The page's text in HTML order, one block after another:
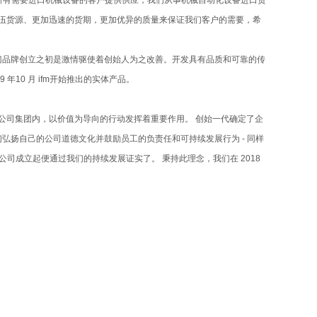
源、更加迅速的货期，更加优异的质量来保证我们客户的需要，希
牌创立之初是激情驱使着创始人为之改善。开发具有品质和可靠的传
10 月 ifm开始推出的实体产品。
集团内，以价值为导向的行动发挥着重要作用。 创始一代确定了企
扬自己的公司道德文化并鼓励员工的负责任和可持续发展行为 - 同样
成立起便通过我们的持续发展证实了。 秉持此理念，我们在 2018